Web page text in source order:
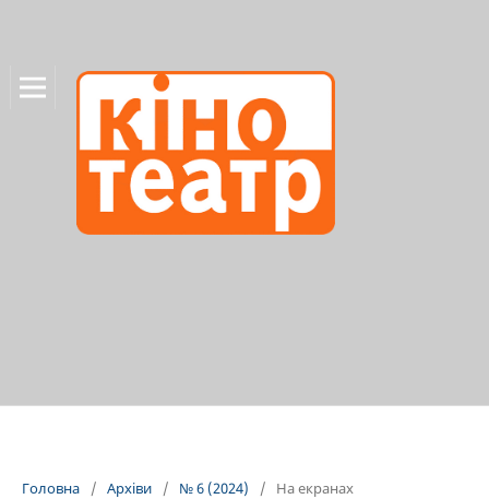
Головна / Архіви / № 6 (2024) / На екранах